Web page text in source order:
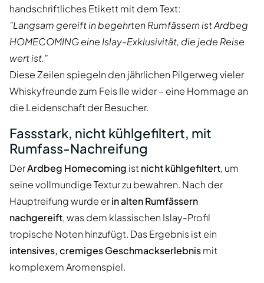
handschriftliches Etikett mit dem Text:
"Langsam gereift in begehrten Rumfässern ist Ardbeg
HOMECOMING eine Islay-Exklusivität, die jede Reise
wert ist."
Diese Zeilen spiegeln den jährlichen Pilgerweg vieler
Whiskyfreunde zum Feis Ile wider – eine Hommage an
die Leidenschaft der Besucher.
Fassstark, nicht kühlgefiltert, mit
Rumfass-Nachreifung
DerArdbeg Homecoming ist nicht kühlgefiltert, um
seine vollmundige Textur zu bewahren. Nach der
Hauptreifung wurde erin alten Rumfässern
nachgereift, was dem klassischen Islay-Profil
tropische Noten hinzufügt. Das Ergebnis ist ein
intensives, cremiges Geschmackserlebnismit
komplexem Aromenspiel.